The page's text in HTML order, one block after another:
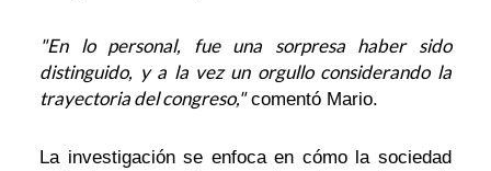
"En lo personal, fue una sorpresa haber sido
distinguido, y a la vez un orgullo considerando la
trayectoria del congreso,"comentó Mario.
La investigación se enfoca en cómo la sociedad